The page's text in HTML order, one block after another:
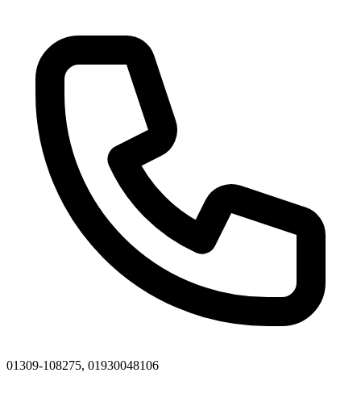
01309-108275, 01930048106